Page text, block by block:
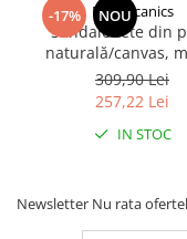
-17% NOU
Biomecanics
Sandale fete din
naturală/canvas,
căpsuni, roz -309,90 Lei
257,22 Lei
IN STOC
Newsletter Nu rata